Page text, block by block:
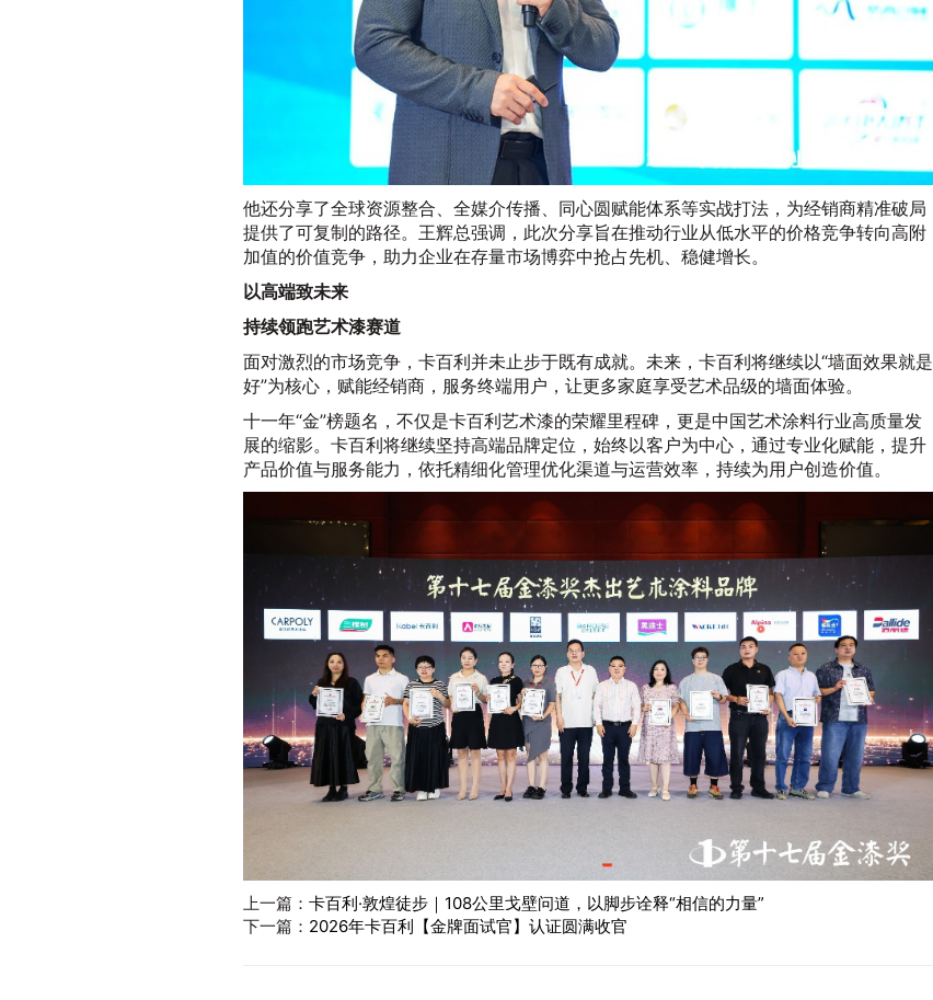
他还分享了全球资源整合、全媒介传播、同心圆赋能体系等实战打法，为经销商精准破局
提供了可复制的路径。王辉总强调，此次分享旨在推动行业从低水平的价格竞争转向高附
加值的价值竞争，助力企业在存量市场博弈中抢占先机、稳健增长。
以高端致未来
持续领跑艺术漆赛道
面对激烈的市场竞争，卡百利并未止步于既有成就。未来，卡百利将继续以“墙面效果就是
好”为核心，赋能经销商，服务终端用户，让更多家庭享受艺术品级的墙面体验。
十一年“金”榜题名，不仅是卡百利艺术漆的荣耀里程碑，更是中国艺术涂料行业高质量发
展的缩影。卡百利将继续坚持高端品牌定位，始终以客户为中心，通过专业化赋能，提升
产品价值与服务能力，依托精细化管理优化渠道与运营效率，持续为用户创造价值。
上一篇： 卡百利·敦煌徒步｜108公里戈壁问道，以脚步诠释“相信的力量”
下一篇： 2026年卡百利【金牌面试官】认证圆满收官